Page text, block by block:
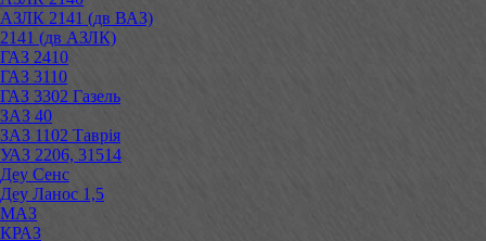
АЗЛК 2141 (дв ВАЗ)
2141 (дв АЗЛК)
ГАЗ 2410
ГАЗ 3110
ГАЗ 3302 Газель
ЗАЗ 40
ЗАЗ 1102 Таврія
УАЗ 2206, 31514
Деу Сенс
Деу Ланос 1,5
МАЗ
КРАЗ